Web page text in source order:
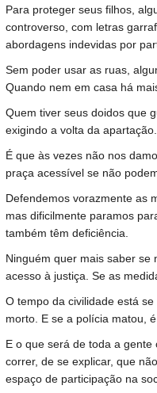
Para proteger seus filhos,
controverso, com letras
abordagens indevidas por
Sem poder usar as ruas,
Quando nem em casa há
Quem tiver seus doidos que
exigindo a volta da apartação.
É que às vezes não nos
praça acessível se não
Defendemos vorazmente as
mas dificilmente paramos
também têm deficiência.
Ninguém quer mais saber se
acesso à justiça. Se as
O tempo da civilidade está
morto. E se a polícia matou,
E o que será de toda a
correr, de se explicar, que
espaço de participação na